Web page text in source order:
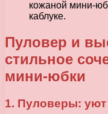
кожаной мини-
каблуке.
Пуловер и
стильное
мини-юбки
1. Пуловеры: уют